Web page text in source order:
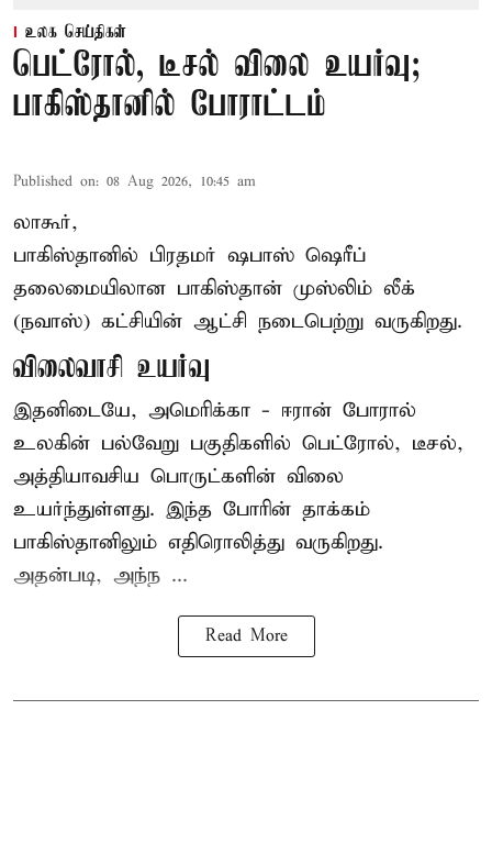
உலக செய்திகள்
பெட்ரோல், டீசல் விலை உயர்வு;
பாகிஸ்தானில் போராட்டம்
Published on: 08 Aug 2026, 10:45 am
லாகூர்,
பாகிஸ்தானில் பிரதமர் ஷபாஸ் ஷெரீப்
தலைமையிலான பாகிஸ்தான் முஸ்லிம் லீக்
(நவாஸ்) கட்சியின் ஆட்சி நடைபெற்று வருகிறது.
விலைவாசி உயர்வு
இதனிடையே, அமெரிக்கா - ஈரான் போரால்
உலகின் பல்வேறு பகுதிகளில் பெட்ரோல், டீசல்,
அத்தியாவசிய பொருட்களின் விலை
உயர்ந்துள்ளது. இந்த போரின் தாக்கம்
பாகிஸ்தானிலும் எதிரொலித்து வருகிறது.
அதன்படி, அந்ந ...
Read More